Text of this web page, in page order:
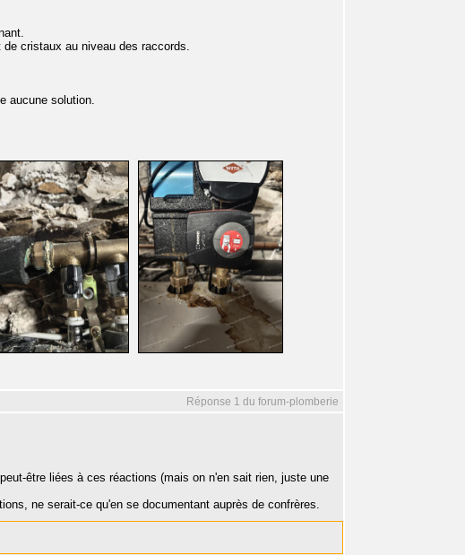
cristaux au niveau des raccords.
aucune solution.
Réponse 1 du forum-plomberie
être liées à ces réactions (mais on n'en sait rien, juste une
ne serait-ce qu'en se documentant auprès de confrères.